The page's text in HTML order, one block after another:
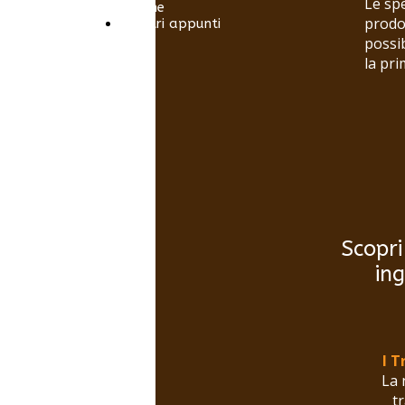
glutine
I nostri appunti
la
l
La